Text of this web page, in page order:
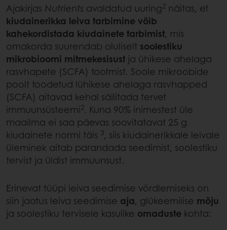
Ajakirjas Nutrients avaldatud uuring2 näitas, et
kiudainerikka leiva tarbimine võib
kahekordistada kiudainete tarbimist, mis
omakorda suurendab oluliselt soolestiku
mikrobioomi mitmekesisust ja ühikese ahelaga
rasvhapete (SCFA) tootmist. Soole mikroobide
poolt toodetud lühikese ahelaga rasvhapped
(SCFA) aitavad kehal säilitada tervet
immuunsüsteemi2. Kuna 90% inimestest üle
maailma ei saa päevas soovitatavat 25 g
kiudainete normi täis 3, siis kiudainerikkale leivale
üleminek aitab parandada seedimist, soolestiku
tervist ja üldist immuunsust.
Erinevat tüüpi leiva seedimise võrdlemiseks on
siin jaotus leiva seedimise aja, glükeemilise mõju
ja soolestiku tervisele kasulike omaduste kohta: